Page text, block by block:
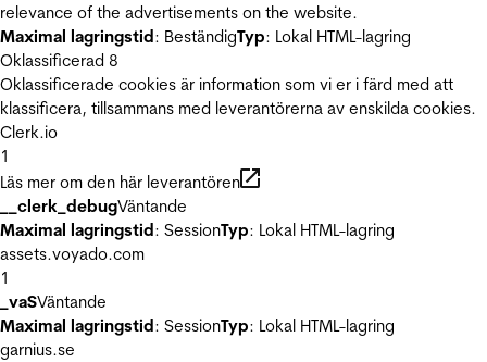
relevance of the advertisements on the website.
Maximal lagringstid: BeständigTyp: Lokal HTML-lagring
Oklassificerad 8
Oklassificerade cookies är information som vi er i färd med att
klassificera, tillsammans med leverantörerna av enskilda cookies.
Clerk.io
1
Läs mer om den här leverantören
__clerk_debugVäntande
Maximal lagringstid: SessionTyp: Lokal HTML-lagring
assets.voyado.com
1
_vaSVäntande
Maximal lagringstid: SessionTyp: Lokal HTML-lagring
garnius.se